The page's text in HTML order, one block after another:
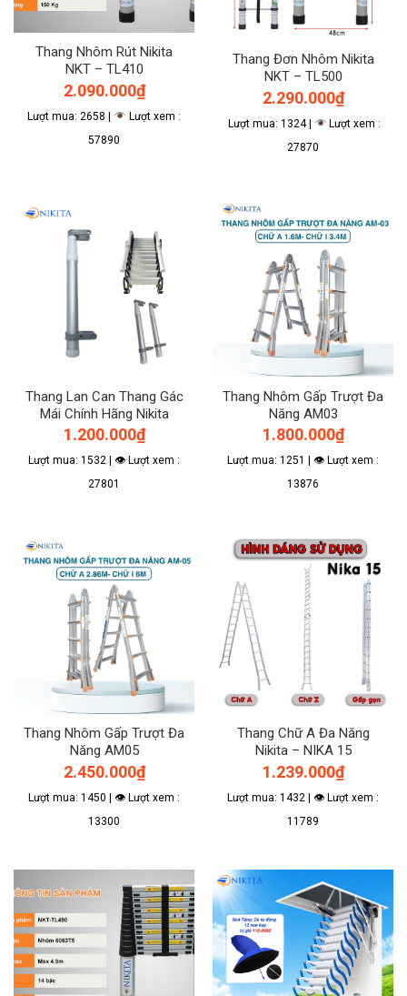
Thang Nhôm Rút Nikita
NKT – TL410
2.090.000₫
Lượt mua: 2658 |
Lượt xem :
57890
Thang Đơn Nhôm Nikita
NKT – TL500
2.290.000₫
Lượt mua: 1324 |
Lượt xem :
27870
Thang Lan Can Thang Gác
Mái Chính Hãng Nikita
1.200.000₫
Lượt mua: 1532 | 👁 Lượt xem :
27801
Thang Nhôm Gấp Trượt Đa
Năng AM03
1.800.000₫
Lượt mua: 1251 | 👁 Lượt xem :
13876
Thang Nhôm Gấp Trượt Đa
Năng AM05
2.450.000₫
Lượt mua: 1450 | 👁 Lượt xem :
13300
Thang Chữ A Đa Năng
Nikita – NIKA 15
1.239.000₫
Lượt mua: 1432 | 👁 Lượt xem :
11789